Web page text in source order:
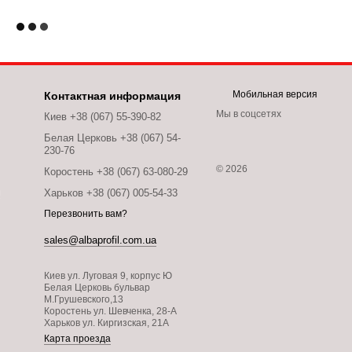
Контактная информация
Киев +38 (067) 55-390-82
Белая Церковь +38 (067) 54-
230-76
Коростень +38 (067) 63-080-29
Харьков +38 (067) 005-54-33
Перезвонить вам?
sales@albaprofil.com.ua
Киев ул. Луговая 9, корпус Ю
Белая Церковь бульвар
М.Грушевского,13
Коростень ул. Шевченка, 28-А
Харьков ул. Киргизская, 21А
Карта проезда
Мобильная версия
Мы в соцсетях
© 2026